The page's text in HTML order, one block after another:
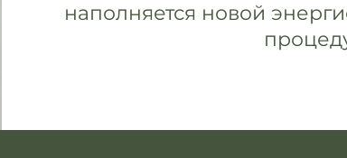
наполняется новой